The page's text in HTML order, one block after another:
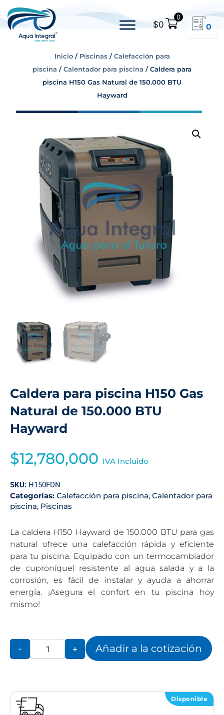
$0
0
0
Inicio/ Piscinas/Calefacción para
piscina /Calentador para piscina / Caldera para
piscina H150 Gas Natural de 150.000 BTU
Hayward
Caldera para piscina H150 Gas
Natural de 150.000 BTU
Hayward
$12,780,000 IVA Incluido
SKU: H150FDN
Categorías: Calefacción para piscina, Calentador para
piscina, Piscinas
La caldera H150 Hayward de 150.000 BTU para gas
natural ofrece una calefacción rápida y eficiente
para tu piscina. Equipado con un termocambiador
de cuproníquel resistente al agua salada y a la
corrosión, es fácil de instalar y ayuda a ahorrar
energía. ¡Asegura el confort en tu piscina hoy
mismo!
- + Añadir a la cotización
Disponible